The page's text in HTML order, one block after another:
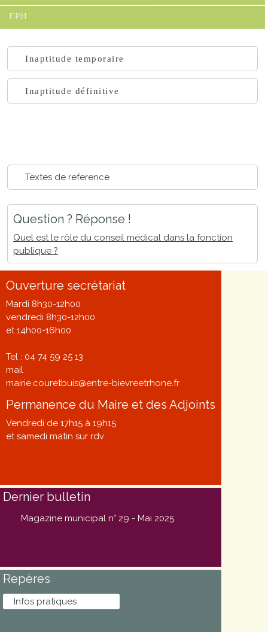
FPH
Inaptitude temporaire
Inaptitude définitive
Textes de reference
Question ? Réponse !
Quel est le rôle du conseil médical dans la fonction
publique ?
Ouverture secrétariat
Mardi 8h30-12h00
vendredi 8h30-12h00
et 14h00-16h00
Tel : 04 74 59 25 13
mail
mairie.couretbuis@entre-bievreetrhone.fr
Permanence du Maire et des Adjoints
Vendredi de 17h15 à 19h15
et samedi matin sur rdv
Dernier bulletin
Magazine municipal n° 29 - Mai 2025
Repères
Infos pratiques